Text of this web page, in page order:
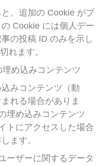
、追加の Cookie がブ
Cookie には個人デー
の投稿 ID のみを示し
れます。
め込みコンテンツ
みコンテンツ（動
れる場合がありま
埋め込みコンテンツ
トにアクセスした場合
ます。
ーザーに関するデータ